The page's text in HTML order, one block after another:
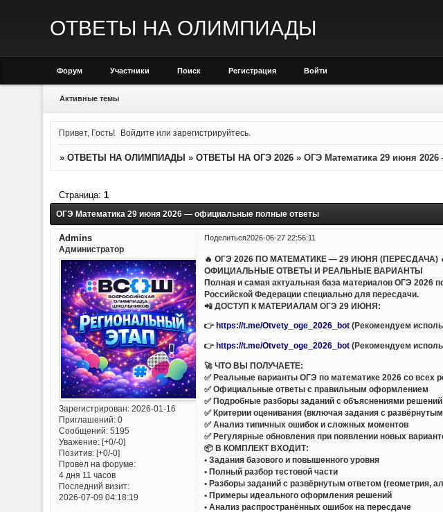
ОТВЕТЫ НА ОЛИМПИАДЫ
Форум Участники Поиск Регистрация Войти
Активные темы
Привет, Гость! Войдите илизарегистрируйтесь
» ОТВЕТЫ НА ОЛИМПИАДЫ » ОТВЕТЫ НА ОГЭ 2026 » ОГЭ Математика 29 июня
ОГЭ Математика 29 июня 2026 — официальные полные ответы
Страница: 1
Поделиться2026-06-27 22:56:11
Admins
Администратор
Зарегистрирован: 2026-01-16
Приглашений:0
Сообщений:5195
Уважение: [+0/-0]
Позитив: [+0/-0]
Провел на форуме:
4 дня 11 часов
Последний визит:
2026-07-09 04:18:19
🔥 ОГЭ 2026 ПО МАТЕМАТИКЕ — 29 ИЮНЯ (ПЕРЕСДАЧА)
ОФИЦИАЛЬНЫЕ ОТВЕТЫ И РЕАЛЬНЫЕ ВАРИАНТЫ
Полная и самая актуальная база материалов ОГЭ 2026
Российской Федерации специально для пересдачи.
📲 ДОСТУП К МАТЕРИАЛАМ ОГЭ 29 ИЮНЯ:
👉 https://t.me/Otvety_oge_2026_bot (Рекомендуем
👉 https://t.me/Otvety_oge_2026_bot (Рекомендуем
🚀 ЧТО ВЫ ПОЛУЧАЕТЕ:
✅ Реальные варианты ОГЭ по математике 2026 со всех
✅ Официальные ответы с правильным оформлением
✅ Подробные разборы заданий с объяснениями решений
✅ Критерии оценивания (включая задания с
✅ Анализ типичных ошибок и сложных моментов
✅ Регулярные обновления при появлении новых
📦 В КОМПЛЕКТ ВХОДИТ:
• Задания базового и повышенного уровня
• Полный разбор тестовой части
• Разборы заданий с развёрнутым ответом (геометрия,
• Примеры идеального оформления решений
• Анализ распространённых ошибок на пересдаче